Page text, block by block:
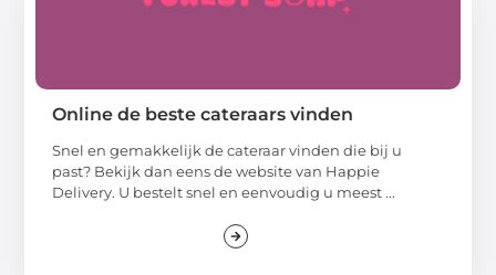
Online de beste cateraars vinden
Snel en gemakkelijk de cateraar vinden die bij u
past? Bekijk dan eens de website van Happie
Delivery. U bestelt snel en eenvoudig u meest ...